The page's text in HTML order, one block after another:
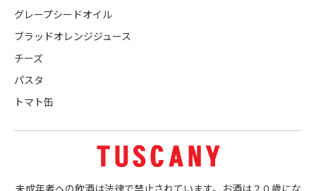
グレープシードオイル
ブラッドオレンジジュース
チーズ
パスタ
トマト缶
未成年者への飲酒は法律で禁止されています。お酒は２０歳にな